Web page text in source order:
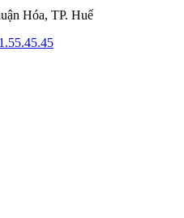
Hóa, TP. Huế